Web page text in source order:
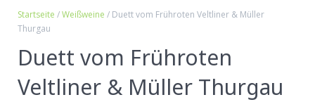
Startseite /Weißweine / Duett vom Frühroten Veltliner & Müller
Thurgau
Duett vom Frühroten
Veltliner & Müller Thurgau